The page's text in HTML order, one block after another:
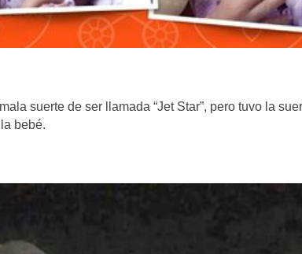
suerte de ser llamada “Jet Star”, pero tuvo la
bebé.